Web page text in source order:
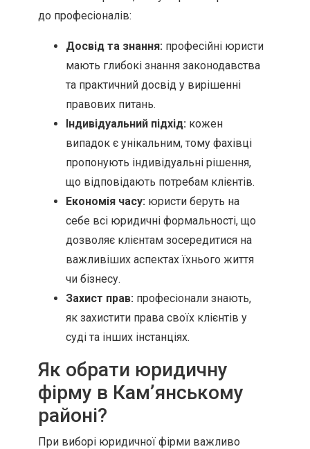
до професіоналів:
Досвід та знання: професійні юристи
мають глибокі знання законодавства
та практичний досвід у вирішенні
правових питань.
Індивідуальний підхід: кожен
випадок є унікальним, тому фахівці
пропонують індивідуальні рішення,
що відповідають потребам клієнтів.
Економія часу: юристи беруть на
себе всі юридичні формальності, що
дозволяє клієнтам зосередитися на
важливіших аспектах їхнього життя
чи бізнесу.
Захист прав: професіонали знають,
як захистити права своїх клієнтів у
суді та інших інстанціях.
Як обрати юридичну
фірму в Кам’янському
районі?
При виборі юридичної фірми важливо